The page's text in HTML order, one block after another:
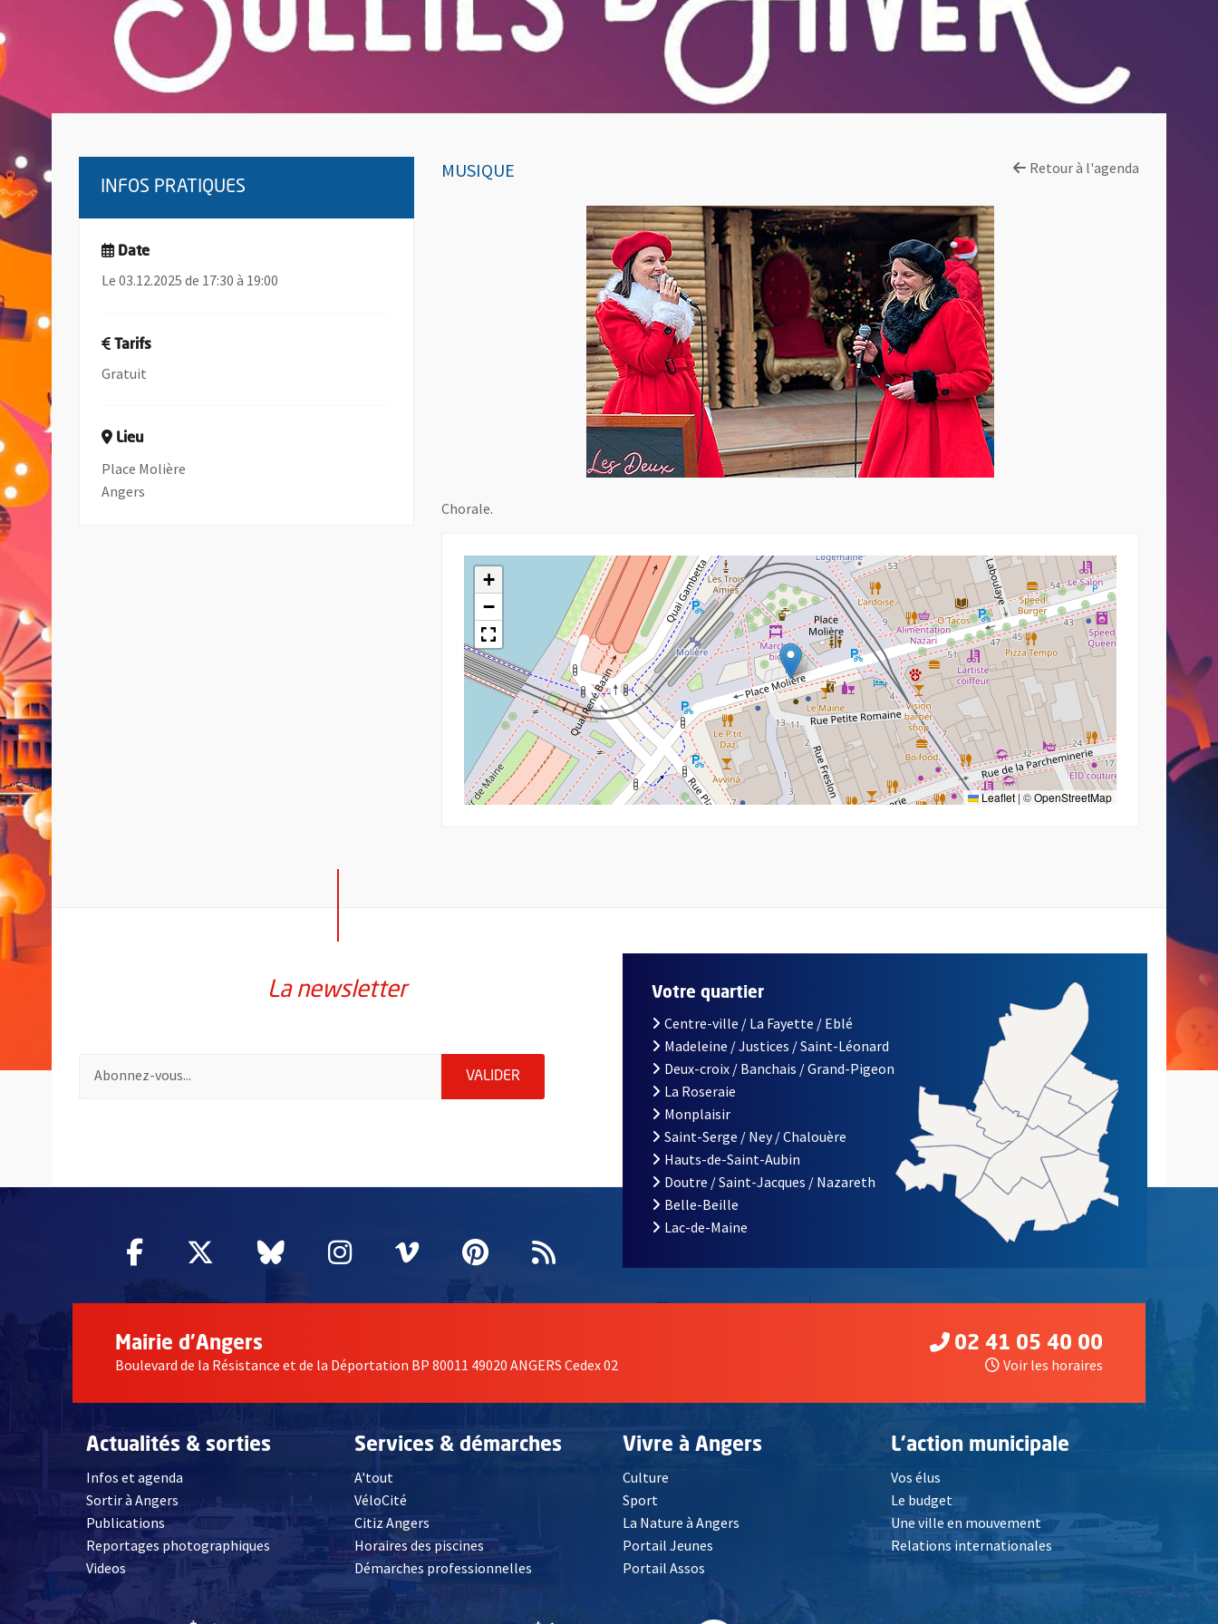
MUSIQUE Retour à l'agenda
Chorale.
+
−
Leaflet | ©OpenStreetMap
INFOS PRATIQUES
Date
Le 03.12.2025 de 17:30 à 19:00
Tarifs
Gratuit
Lieu
Place Molière
Angers
La newsletter
Pour vous inscrire à la lettre d'information de la ville d'Angers, indiquez votre email (champ obligatoire)
VALIDER ENVOYER MA DEMANDE D'INSCRIPTION À LA LETTRE D'INFORMATION DE LA VILLE D'ANGERS
Facebook
, Ouvre une nouvelle fenêtre
Twitter
, Ouvre une nouvelle fenêtre
Bluesky
, Ouvre une nouvelle fenêtre
Instagram
, Ouvre une nouvelle fenêtre
Vimeo
, Ouvre une nouvelle fenêtre
Pinterest
, Ouvre une nouvelle fenêtre
Flux RSS
Votre quartier
Centre-ville / La Fayette / Eblé
Madeleine / Justices / Saint-Léonard
Deux-croix / Banchais / Grand-Pigeon
La Roseraie
Monplaisir
Saint-Serge / Ney / Chalouère
Hauts-de-Saint-Aubin
Doutre / Saint-Jacques / Nazareth
Belle-Beille
Lac-de-Maine
Mairie d'Angers
Boulevard de la Résistance et de la Déportation BP 80011 49020 ANGERS Cedex 02
02 41 05 40 00
Voir les horaires
Actualités & sorties
Infos et agenda
Sortir à Angers
Publications
Reportages photographiques
Videos, Ouvre une nouvelle fenêtre
Services & démarches
A'tout
VéloCité
Citiz Angers , Ouvre une nouvelle fenêtre
Horaires des piscines
Démarches professionnelles
Vivre à Angers
Culture
Sport
La Nature à Angers
Portail Jeunes
Portail Assos
L'action municipale
Vos élus
Le budget
Une ville en mouvement
Relations internationales